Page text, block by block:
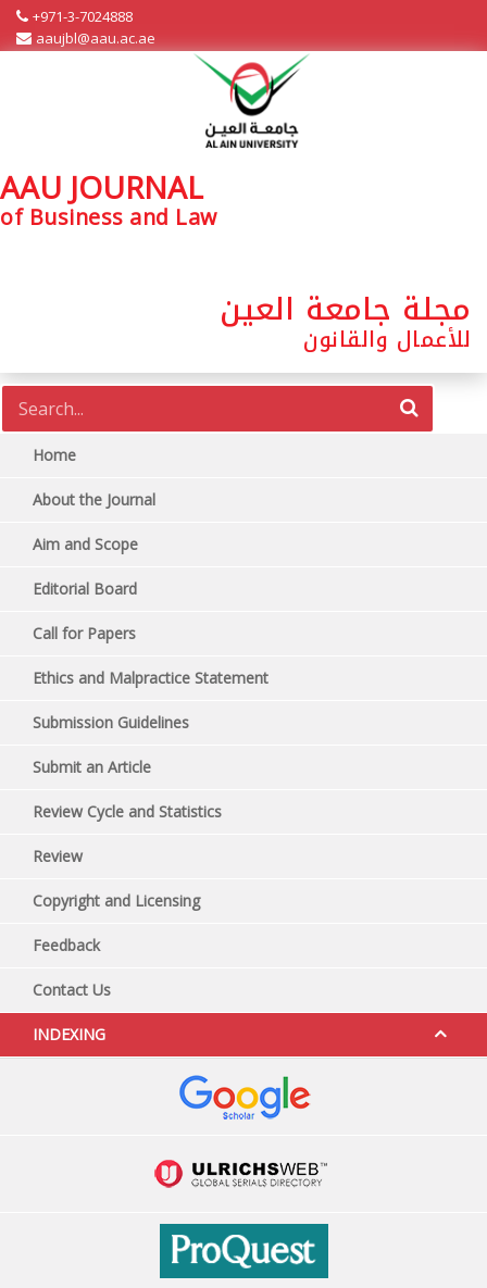
+971-3-7024888
aaujbl@aau.ac.ae
AAU JOURNAL
of Business and Law
مجلة جامعة العين
للأعمال والقانون
Home
About the Journal
Aim and Scope
Editorial Board
Call for Papers
Ethics and Malpractice Statement
Submission Guidelines
Submit an Article
Review Cycle and Statistics
Review
Copyright and Licensing
Feedback
Contact Us
INDEXING